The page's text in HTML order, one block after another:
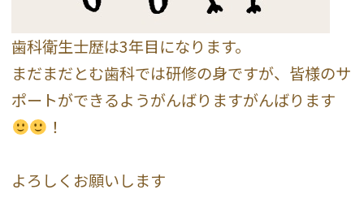
歯科衛生士歴は3年目になります。
まだまだとむ歯科では研修の身ですが、皆様のサ
ポートができるようがんばりますがんばります
！
よろしくお願いします